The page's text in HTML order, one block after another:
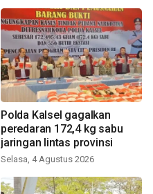
Polda Kalsel gagalkan
peredaran 172,4 kg sabu
jaringan lintas provinsi
Selasa, 4 Agustus 2026